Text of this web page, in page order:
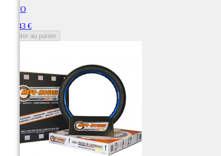
MEFO
131,43 €
Ajouter au panier